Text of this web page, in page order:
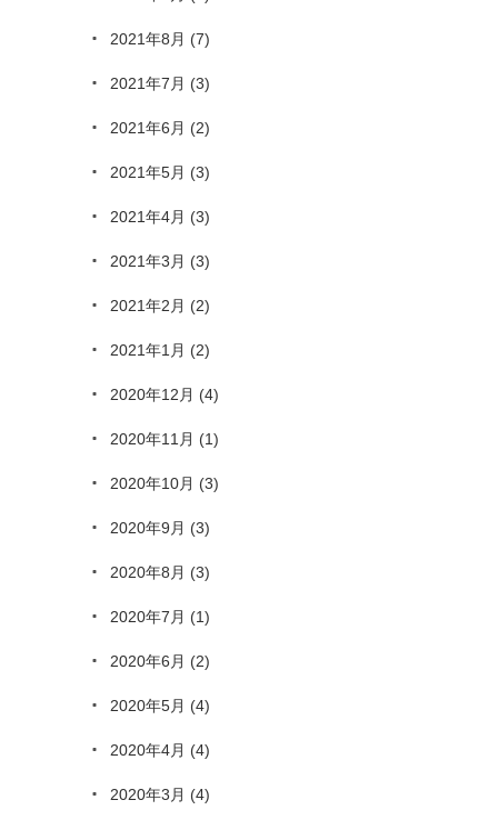
2021年8月 (7)
2021年7月 (3)
2021年6月 (2)
2021年5月 (3)
2021年4月 (3)
2021年3月 (3)
2021年2月 (2)
2021年1月 (2)
2020年12月 (4)
2020年11月 (1)
2020年10月 (3)
2020年9月 (3)
2020年8月 (3)
2020年7月 (1)
2020年6月 (2)
2020年5月 (4)
2020年4月 (4)
2020年3月 (4)